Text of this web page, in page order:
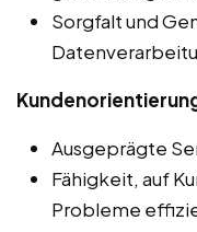
Sorgfalt und
Ausgeprägte
Fähigkeit, auf
Probleme